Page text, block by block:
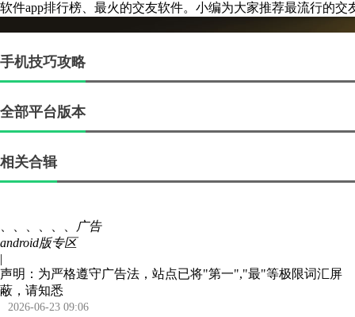
软件app排行榜、最火的交友软件。小编为大家推荐最流行的交
手机技巧攻略
全部平台版本
相关合辑
广告
android版专区
|
声明：为严格遵守广告法，站点已将"第一","最"等极限词汇屏
蔽，请知悉
2026-06-23 09:06